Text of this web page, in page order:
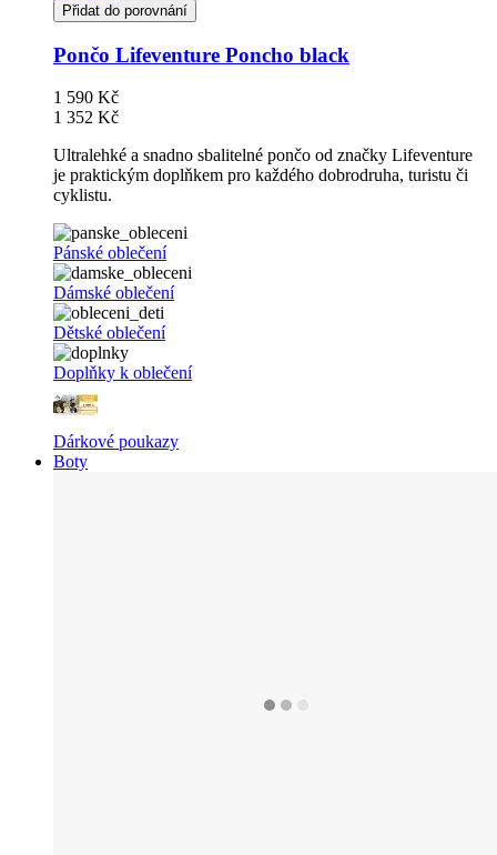
Přidat do porovnání
Pončo Lifeventure Poncho black
1 590 Kč
1 352 Kč
Ultralehké a snadno sbalitelné pončo od značky Lifeventure
je praktickým doplňkem pro každého dobrodruha, turistu či
cyklistu.
Pánské oblečení
Dámské oblečení
Dětské oblečení
Doplňky k oblečení
Dárkové poukazy
Boty